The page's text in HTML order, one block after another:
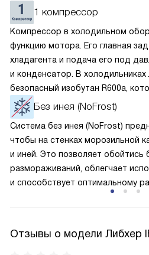
1 компрессор
Компрессор в холодильном
функцию мотора. Его главная
хладагента и подача его под
и конденсатор. В холодильниках
безопасный изобутан R600a,
окружающей среде. Компрессор
по охладительному контуру по
лучше работает «мотор»
и быстрее происходит
меньше электроэнергии.
Без инея (NoFrost)
Система без инея (NoFrost)
чтобы на стенках морозильной
и иней. Это позволяет обойтись
размораживаний, облегчает
и способствует оптимальному
камеры.
Отзывы о модели Либхер